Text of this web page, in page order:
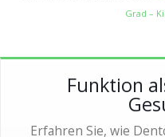
Grad –
Funktion
Erfahren Sie, wie